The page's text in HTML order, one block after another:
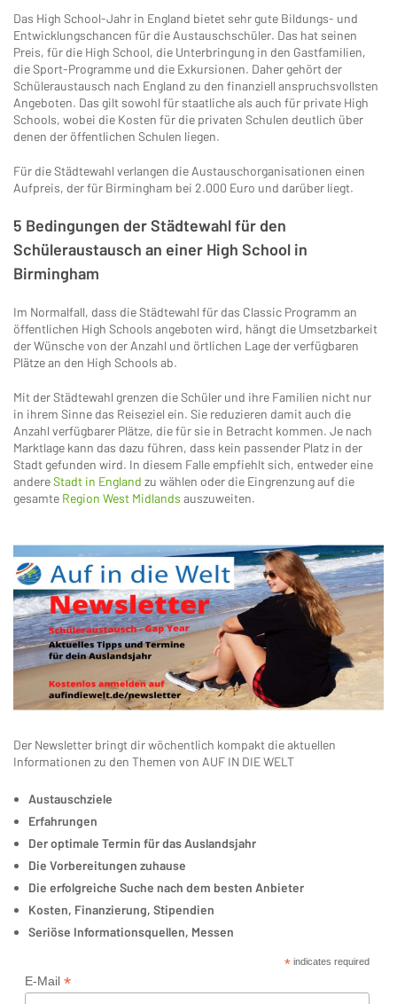
Das High School-Jahr in England bietet sehr gute Bildungs- und
Entwicklungschancen für die Austauschschüler. Das hat seinen
Preis, für die High School, die Unterbringung in den Gastfamilien,
die Sport-Programme und die Exkursionen. Daher gehört der
Schüleraustausch nach England zu den finanziell anspruchsvollsten
Angeboten. Das gilt sowohl für staatliche als auch für private High
Schools, wobei die Kosten für die privaten Schulen deutlich über
denen der öffentlichen Schulen liegen.
Für die Städtewahl verlangen die Austauschorganisationen einen
Aufpreis, der für Birmingham bei 2.000 Euro und darüber liegt.
5 Bedingungen der Städtewahl für den
Schüleraustausch an einer High School in
Birmingham
Im Normalfall, dass die Städtewahl für das Classic Programm an
öffentlichen High Schools angeboten wird, hängt die Umsetzbarkeit
der Wünsche von der Anzahl und örtlichen Lage der verfügbaren
Plätze an den High Schools ab.
Mit der Städtewahl grenzen die Schüler und ihre Familien nicht nur
in ihrem Sinne das Reiseziel ein. Sie reduzieren damit auch die
Anzahl verfügbarer Plätze, die für sie in Betracht kommen. Je nach
Marktlage kann das dazu führen, dass kein passender Platz in der
Stadt gefunden wird. In diesem Falle empfiehlt sich, entweder eine
andereStadt in England zu wählen oder die Eingrenzung auf die
gesamte Region West Midlands auszuweiten.
Der Newsletter bringt dir wöchentlich kompakt die aktuellen
Informationen zu den Themen von AUF IN DIE WELT
Austauschziele
Erfahrungen
Der optimale Termin für das Auslandsjahr
Die Vorbereitungen zuhause
Die erfolgreiche Suche nach dem besten Anbieter
Kosten, Finanzierung, Stipendien
Seriöse Informationsquellen, Messen
*indicates required
E-Mail *